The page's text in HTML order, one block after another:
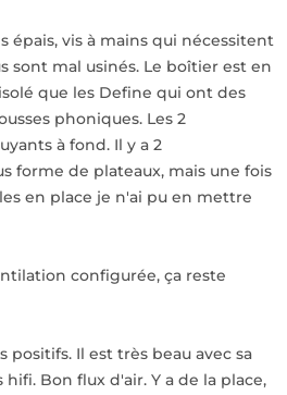
épais, vis à mains qui nécessitent
sont mal usinés. Le boîtier est en
que les Define qui ont des
phoniques. Les 2
à fond. Il y a 2
forme de plateaux, mais une fois
en place je n'ai pu en mettre
configurée, ça reste
Il est très beau avec sa
Bon flux d'air. Y a de la place,